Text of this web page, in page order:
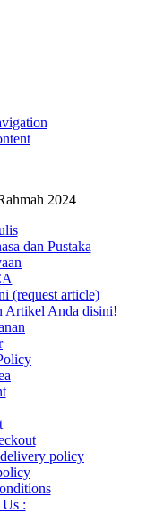
2024
dan Pustaka
(request article)
Artikel Anda disini!
policy
: